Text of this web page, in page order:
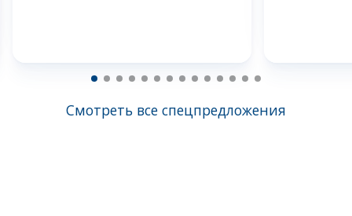
Смотреть все спецпредложения